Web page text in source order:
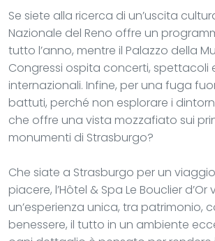
Se siete alla ricerca di un’uscita
Nazionale del Reno offre un
tutto l’anno, mentre il Palazzo della
Congressi ospita concerti, spettacoli
internazionali. Infine, per una fuga
battuti, perché non esplorare i dintorni
che offre una vista mozzafiato sui
monumenti di Strasburgo?
Che siate a Strasburgo per un
piacere, l’Hôtel & Spa Le Bouclier d’Or
un’esperienza unica, tra patrimonio,
benessere, il tutto in un ambiente